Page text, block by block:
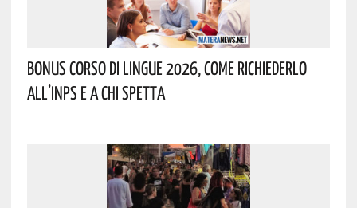
Bonus Corso Di Lingue 2026, Come Richiederlo
All’INPS E A Chi Spetta